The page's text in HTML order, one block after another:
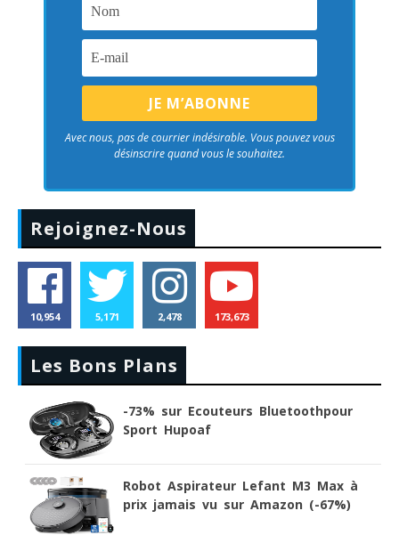
Avec nous, pas de courrier indésirable. Vous pouvez vous
désinscrire quand vous le souhaitez.
Rejoignez-Nous
10,954 5,171 2,478 173,673
Les Bons Plans
-73% sur Ecouteurs Bluetoothpour
Sport Hupoaf
Robot Aspirateur Lefant M3 Max à
prix jamais vu sur Amazon (-67%)